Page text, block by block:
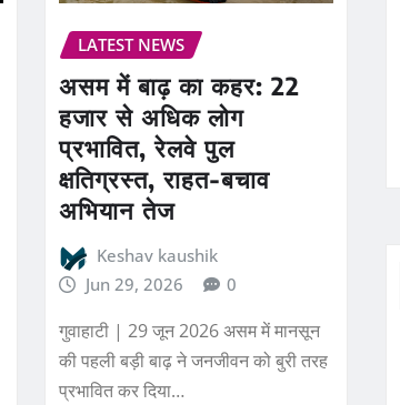
LATEST NEWS
असम में बाढ़ का कहर: 22
हजार से अधिक लोग
प्रभावित, रेलवे पुल
क्षतिग्रस्त, राहत-बचाव
अभियान तेज
Keshav kaushik
Jun 29, 2026
0
गुवाहाटी | 29 जून 2026 असम में मानसून
की पहली बड़ी बाढ़ ने जनजीवन को बुरी तरह
प्रभावित कर दिया…